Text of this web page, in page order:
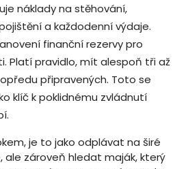
náklady na stěhování,
a každodenní výdaje.
finanční rezervy pro
Platí pravidlo, mít alespoň tři až
připravených. Toto se
klíč k poklidnému zvládnutí
je to jako odplávat na širé
ale zároveň hledat maják, který